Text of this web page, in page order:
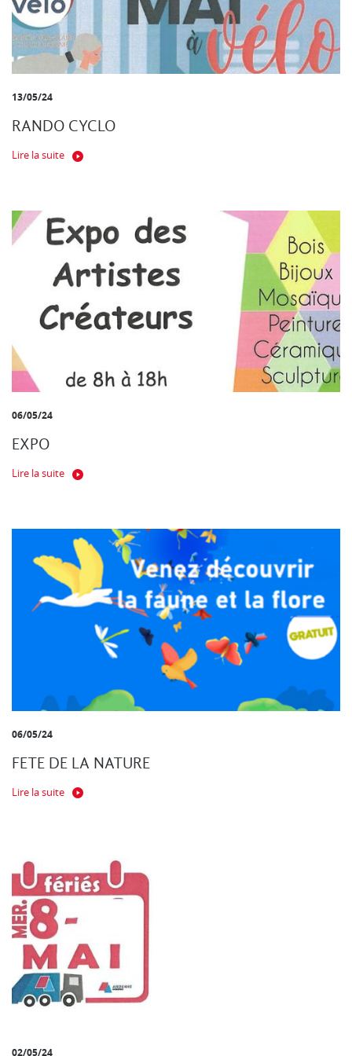
13/05/24
RANDO CYCLO
Lire la suite
06/05/24
EXPO
Lire la suite
06/05/24
FETE DE LA NATURE
Lire la suite
02/05/24